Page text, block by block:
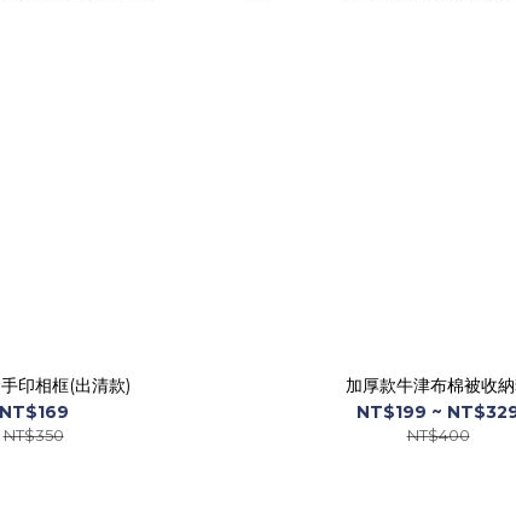
印相框(出清款)
NT$350
加厚款牛津布棉被收
NT$199 ~
NT$400